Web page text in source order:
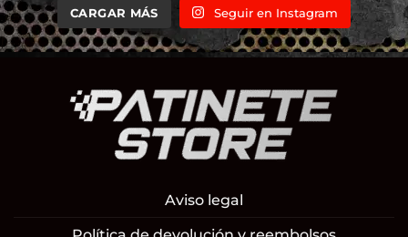
CARGAR MÁS Seguir en Instagram
Aviso legal